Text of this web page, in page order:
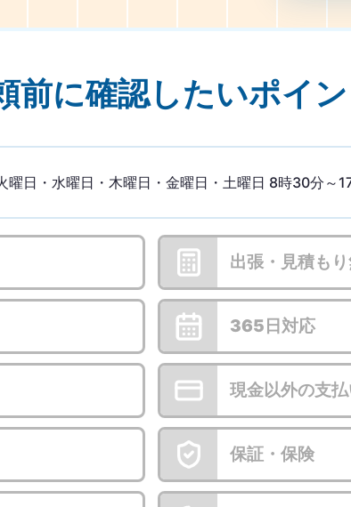
前に確認したいポイ
日・水曜日・木曜日・金曜日・土曜日 8時30分～
出張・見積も
365日対応
現金以外の支
保証・保険